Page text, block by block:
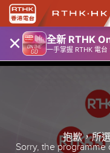
× 全新 RTHK
一手掌握 RTHK 電台
抱歉，所
Sorry, the